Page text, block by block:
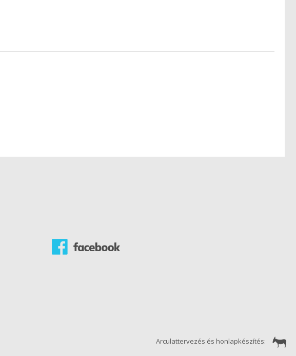
Arculattervezés és honlapkészítés: